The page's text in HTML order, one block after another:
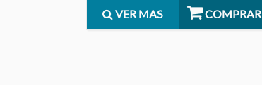
VER MAS COMPRAR